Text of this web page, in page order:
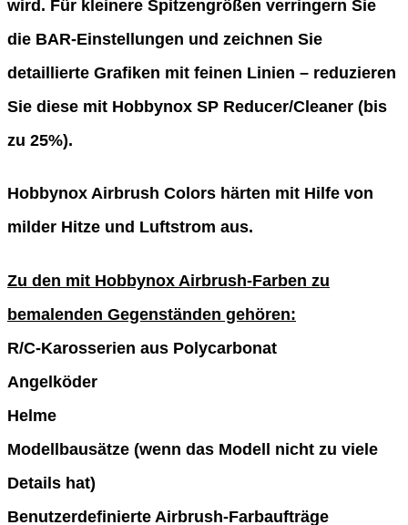
wird. Für kleinere Spitzengrößen verringern Sie
die BAR-Einstellungen und zeichnen Sie
detaillierte Grafiken mit feinen Linien – reduzieren
Sie diese mit Hobbynox SP Reducer/Cleaner (bis
zu 25%).
Hobbynox Airbrush Colors härten mit Hilfe von
milder Hitze und Luftstrom aus.
Zu den mit Hobbynox Airbrush-Farben zu
bemalenden Gegenständen gehören:
R/C-Karosserien aus Polycarbonat
Angelköder
Helme
Modellbausätze (wenn das Modell nicht zu viele
Details hat)
Benutzerdefinierte Airbrush-Farbaufträge